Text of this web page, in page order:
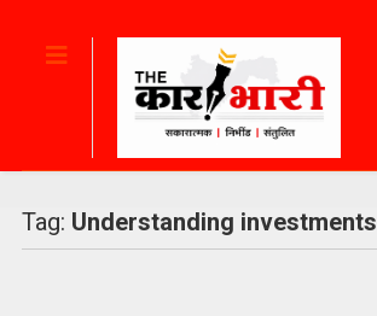
Tag: Understanding investments